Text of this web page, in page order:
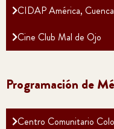
CIDAP América,
Cine Club Mal de Ojo
Programación de
Centro Comunitario